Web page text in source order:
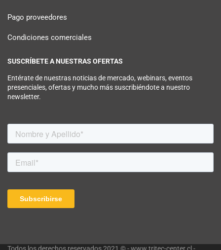
Pago proveedores
Condiciones comerciales
SUSCRÍBETE A NUESTRAS OFERTAS
Entérate de nuestras noticias de mercado, webinars, eventos
presenciales, ofertas y mucho más suscribiéndote a nuestro
newsletter.